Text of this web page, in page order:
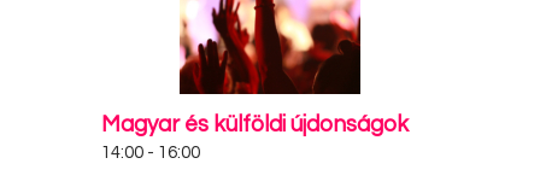
Magyar és külföldi újdonságok
14:00 - 16:00